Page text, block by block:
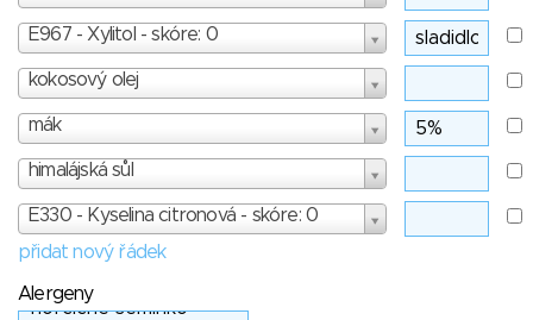
E967 - Xylitol - skóre: 0
kokosový olej
mák
himalájská sůl
E330 - Kyselina citronová - skóre: 0
přidat nový řádek
Alergeny